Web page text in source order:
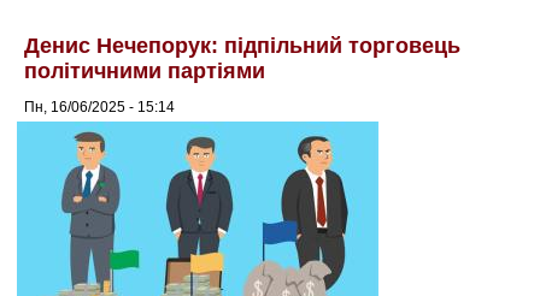
Денис Нечепорук: підпільний торговець
політичними партіями
Пн, 16/06/2025 - 15:14